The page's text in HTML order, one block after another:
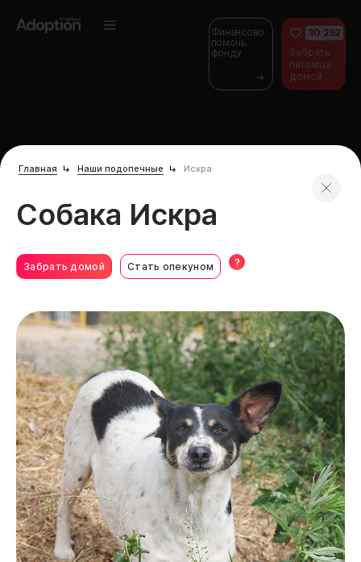
Финансово
помочь
фонду
30 252
Забрать
питомца
домой
Главная Наши подопечные Искра
Собака Искра
Забрать домой Стать опекуном ?